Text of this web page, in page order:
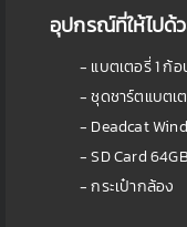
อุปกรณ์ที่ให้ไปด้
- แบตเตอรี่ 1 ก้อ
- ชุดชาร์ตแบตเ
- Deadcat
- SD Card 64GB
- กระเป๋ากล้อง